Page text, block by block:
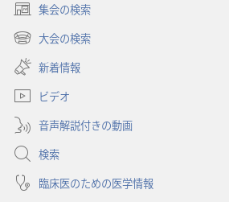
集会の検索
（新
し
タ
で
開
く）
大会の検索
（新
し
い
タ
ブ
で
開
く）
新着情報
ビデオ
音声解説付きの動画
検索
臨床医のための医学情報